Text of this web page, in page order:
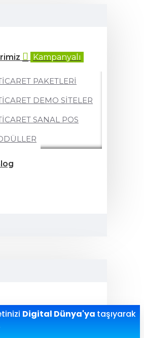
Kampanyalı
PAKETLERİ
DEMO SİTELER
SANAL POS
Digital Dünya'ya taşıyarak